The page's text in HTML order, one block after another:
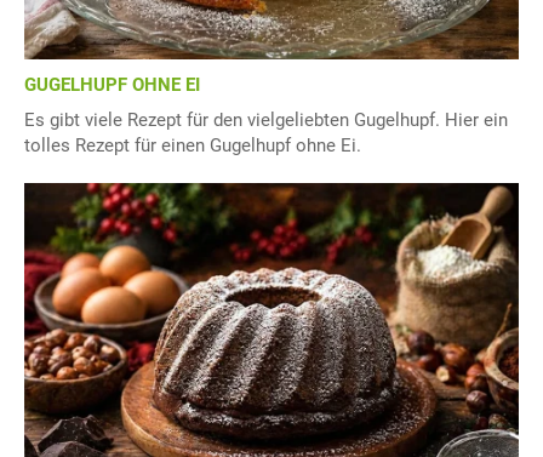
GUGELHUPF OHNE EI
Es gibt viele Rezept für den vielgeliebten Gugelhupf. Hier ein
tolles Rezept für einen Gugelhupf ohne Ei.